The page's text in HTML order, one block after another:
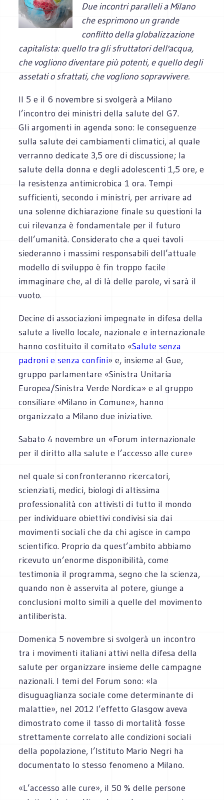
Due incontri paralleli a Milano
che esprimono un grande
conflitto della globalizzazione
capitalista: quello tra gli sfruttatori dell'acqua,
che vogliono diventare più potenti, e quello degli
assetati o sfrattati, che vogliono sopravvivere.
Il 5 e il 6 novembre si svolgerà a Milano
l’incontro dei ministri della salute del G7.
Gli argomenti in agenda sono: le conseguenze
sulla salute dei cambiamenti climatici, al quale
verranno dedicate 3,5 ore di discussione; la
salute della donna e degli adolescenti 1,5 ore, e
la resistenza antimicrobica 1 ora. Tempi
sufficienti, secondo i ministri, per arrivare ad
una solenne dichiarazione finale su questioni la
cui rilevanza è fondamentale per il futuro
dell’umanità. Considerato che a quei tavoli
siederanno i massimi responsabili dell’attuale
modello di sviluppo è fin troppo facile
immaginare che, al di là delle parole, vi sarà il
vuoto.
Decine di associazioni impegnate in difesa della
salute a livello locale, nazionale e internazionale
hanno costituito il comitato «Salute senza
padroni e senza confini» e, insieme al Gue,
gruppo parlamentare «Sinistra Unitaria
Europea/Sinistra Verde Nordica» e al gruppo
consiliare «Milano in Comune», hanno
organizzato a Milano due iniziative.
Sabato 4 novembre un «Forum internazionale
per il diritto alla salute e l’accesso alle cure»
nel quale si confronteranno ricercatori,
scienziati, medici, biologi di altissima
professionalità con attivisti di tutto il mondo
per individuare obiettivi condivisi sia dai
movimenti sociali che da chi agisce in campo
scientifico. Proprio da quest’ambito abbiamo
ricevuto un’enorme disponibilità, come
testimonia il programma, segno che la scienza,
quando non è asservita al potere, giunge a
conclusioni molto simili a quelle del movimento
antiliberista.
Domenica 5 novembre si svolgerà un incontro
tra i movimenti italiani attivi nella difesa della
salute per organizzare insieme delle campagne
nazionali. I temi del Forum sono: «la
disuguaglianza sociale come determinante di
malattie», nel 2012 l’effetto Glasgow aveva
dimostrato come il tasso di mortalità fosse
strettamente correlato alle condizioni sociali
della popolazione, l’Istituto Mario Negri ha
documentato lo stesso fenomeno a Milano.
«L’accesso alle cure», il 50 % delle persone